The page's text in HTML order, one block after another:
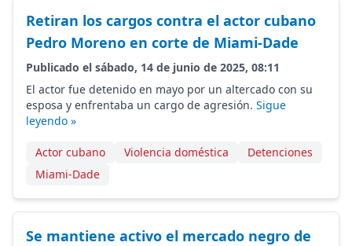
Retiran los cargos contra el actor cubano
Pedro Moreno en corte de Miami-Dade
Publicado el sábado, 14 de junio de 2025, 08:11
El actor fue detenido en mayo por un altercado con su
esposa y enfrentaba un cargo de agresión. Sigue
leyendo »
Actor cubano Violencia doméstica
Detenciones
Miami-Dade
Se mantiene activo el mercado negro de